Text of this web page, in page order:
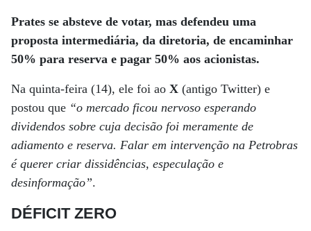
Prates se absteve de votar, mas defendeu uma
proposta intermediária, da diretoria, de encaminhar
50% para reserva e pagar 50% aos acionistas.
Na quinta-feira (14), ele foi ao X (antigo Twitter) e
postou que “o mercado ficou nervoso esperando
dividendos sobre cuja decisão foi meramente de
adiamento e reserva. Falar em intervenção na Petrobras
é querer criar dissidências, especulação e
desinformação”.
DÉFICIT ZERO